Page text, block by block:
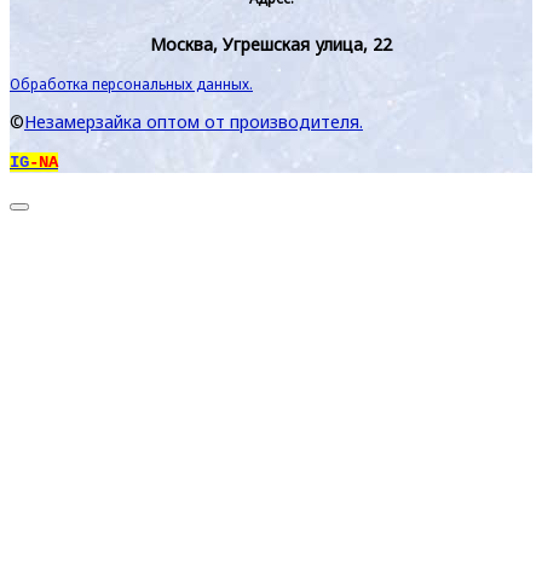
Москва, Угрешская улица, 22
Обработка персональных данных.
©Незамерзайка оптом от производителя.
IG-NA